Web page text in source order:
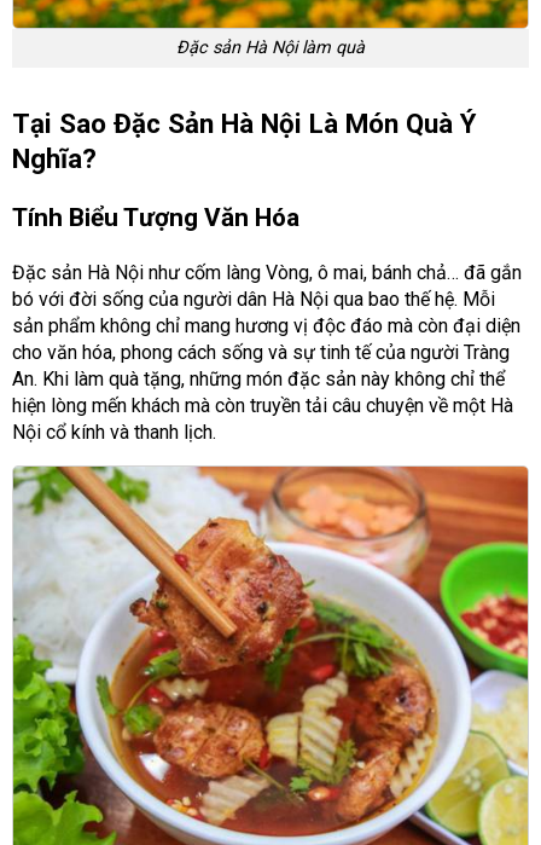
Đặc sản Hà Nội làm quà
Tại Sao Đặc Sản Hà Nội Là Món Quà Ý
Nghĩa?
Tính Biểu Tượng Văn Hóa
Đặc sản Hà Nội như cốm làng Vòng, ô mai, bánh chả… đã gắn
bó với đời sống của người dân Hà Nội qua bao thế hệ. Mỗi
sản phẩm không chỉ mang hương vị độc đáo mà còn đại diện
cho văn hóa, phong cách sống và sự tinh tế của người Tràng
An. Khi làm quà tặng, những món đặc sản này không chỉ thể
hiện lòng mến khách mà còn truyền tải câu chuyện về một Hà
Nội cổ kính và thanh lịch.